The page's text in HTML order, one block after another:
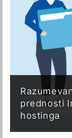
prednosti
hostinga